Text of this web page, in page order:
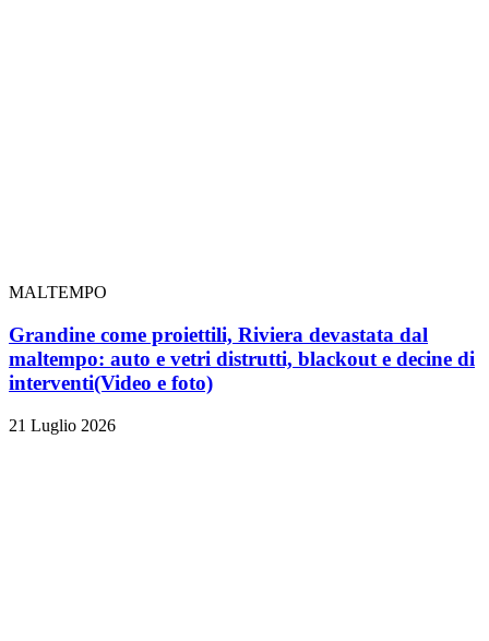
MALTEMPO
Grandine come proiettili, Riviera devastata dal
maltempo: auto e vetri distrutti, blackout e decine di
interventi(Video e foto)
21 Luglio 2026